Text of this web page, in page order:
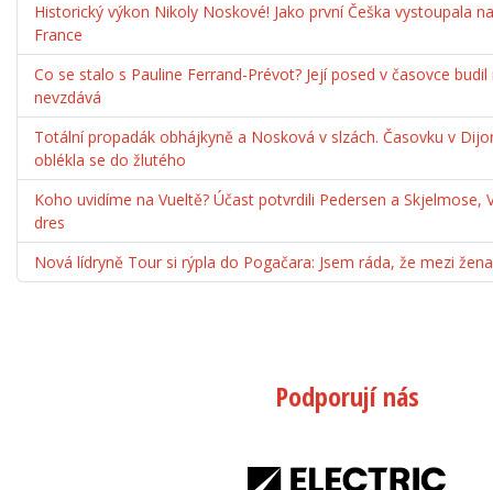
Historický výkon Nikoly Noskové! Jako první Češka vystoupala
France
Co se stalo s Pauline Ferrand-Prévot? Její posed v časovce
nevzdává
Totální propadák obhájkyně a Nosková v slzách. Časovku v
oblékla se do žlutého
Koho uvidíme na Vueltě? Účast potvrdili Pedersen a Skjelmose,
dres
Nová lídryně Tour si rýpla do Pogačara: Jsem ráda, že mezi
Podporují nás